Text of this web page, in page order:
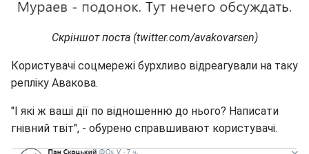
Скріншот поста (twitter.com/avakovarsen)
Користувачі соцмережі бурхливо відреагували на таку
репліку Авакова.
"І які ж ваші дії по відношенню до нього? Написати
гнівний твіт", - обурено справшивают користувачі.